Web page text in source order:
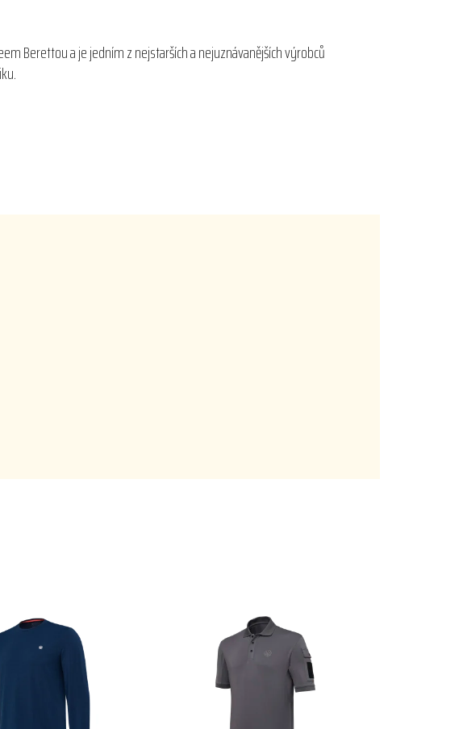
Berettou a je jedním z nejstarších a nejuznávanějších výrobců